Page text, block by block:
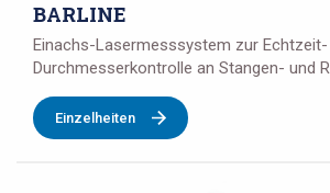
BARLINE
Einachs-Lasermesssystem zur Echtzeit-
Durchmesserkontrolle an Stangen- und
Einzelheiten